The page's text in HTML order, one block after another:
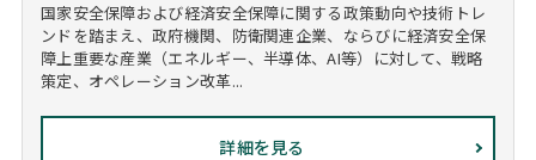
国家安全保障および経済安全保障に関する政策動向や技術トレ
ンドを踏まえ、政府機関、防衛関連企業、ならびに経済安全保
障上重要な産業（エネルギー、半導体、AI等）に対して、戦略
策定、オペレーション改革...
詳細を見る